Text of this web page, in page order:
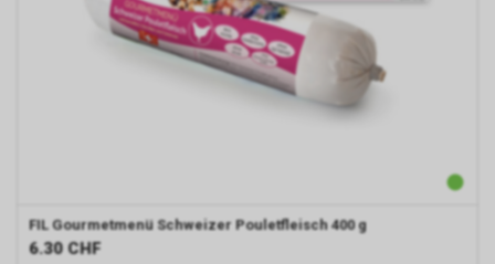
FIL Gourmetmenü Schweizer Pouletfleisch 400 g
6.30 CHF